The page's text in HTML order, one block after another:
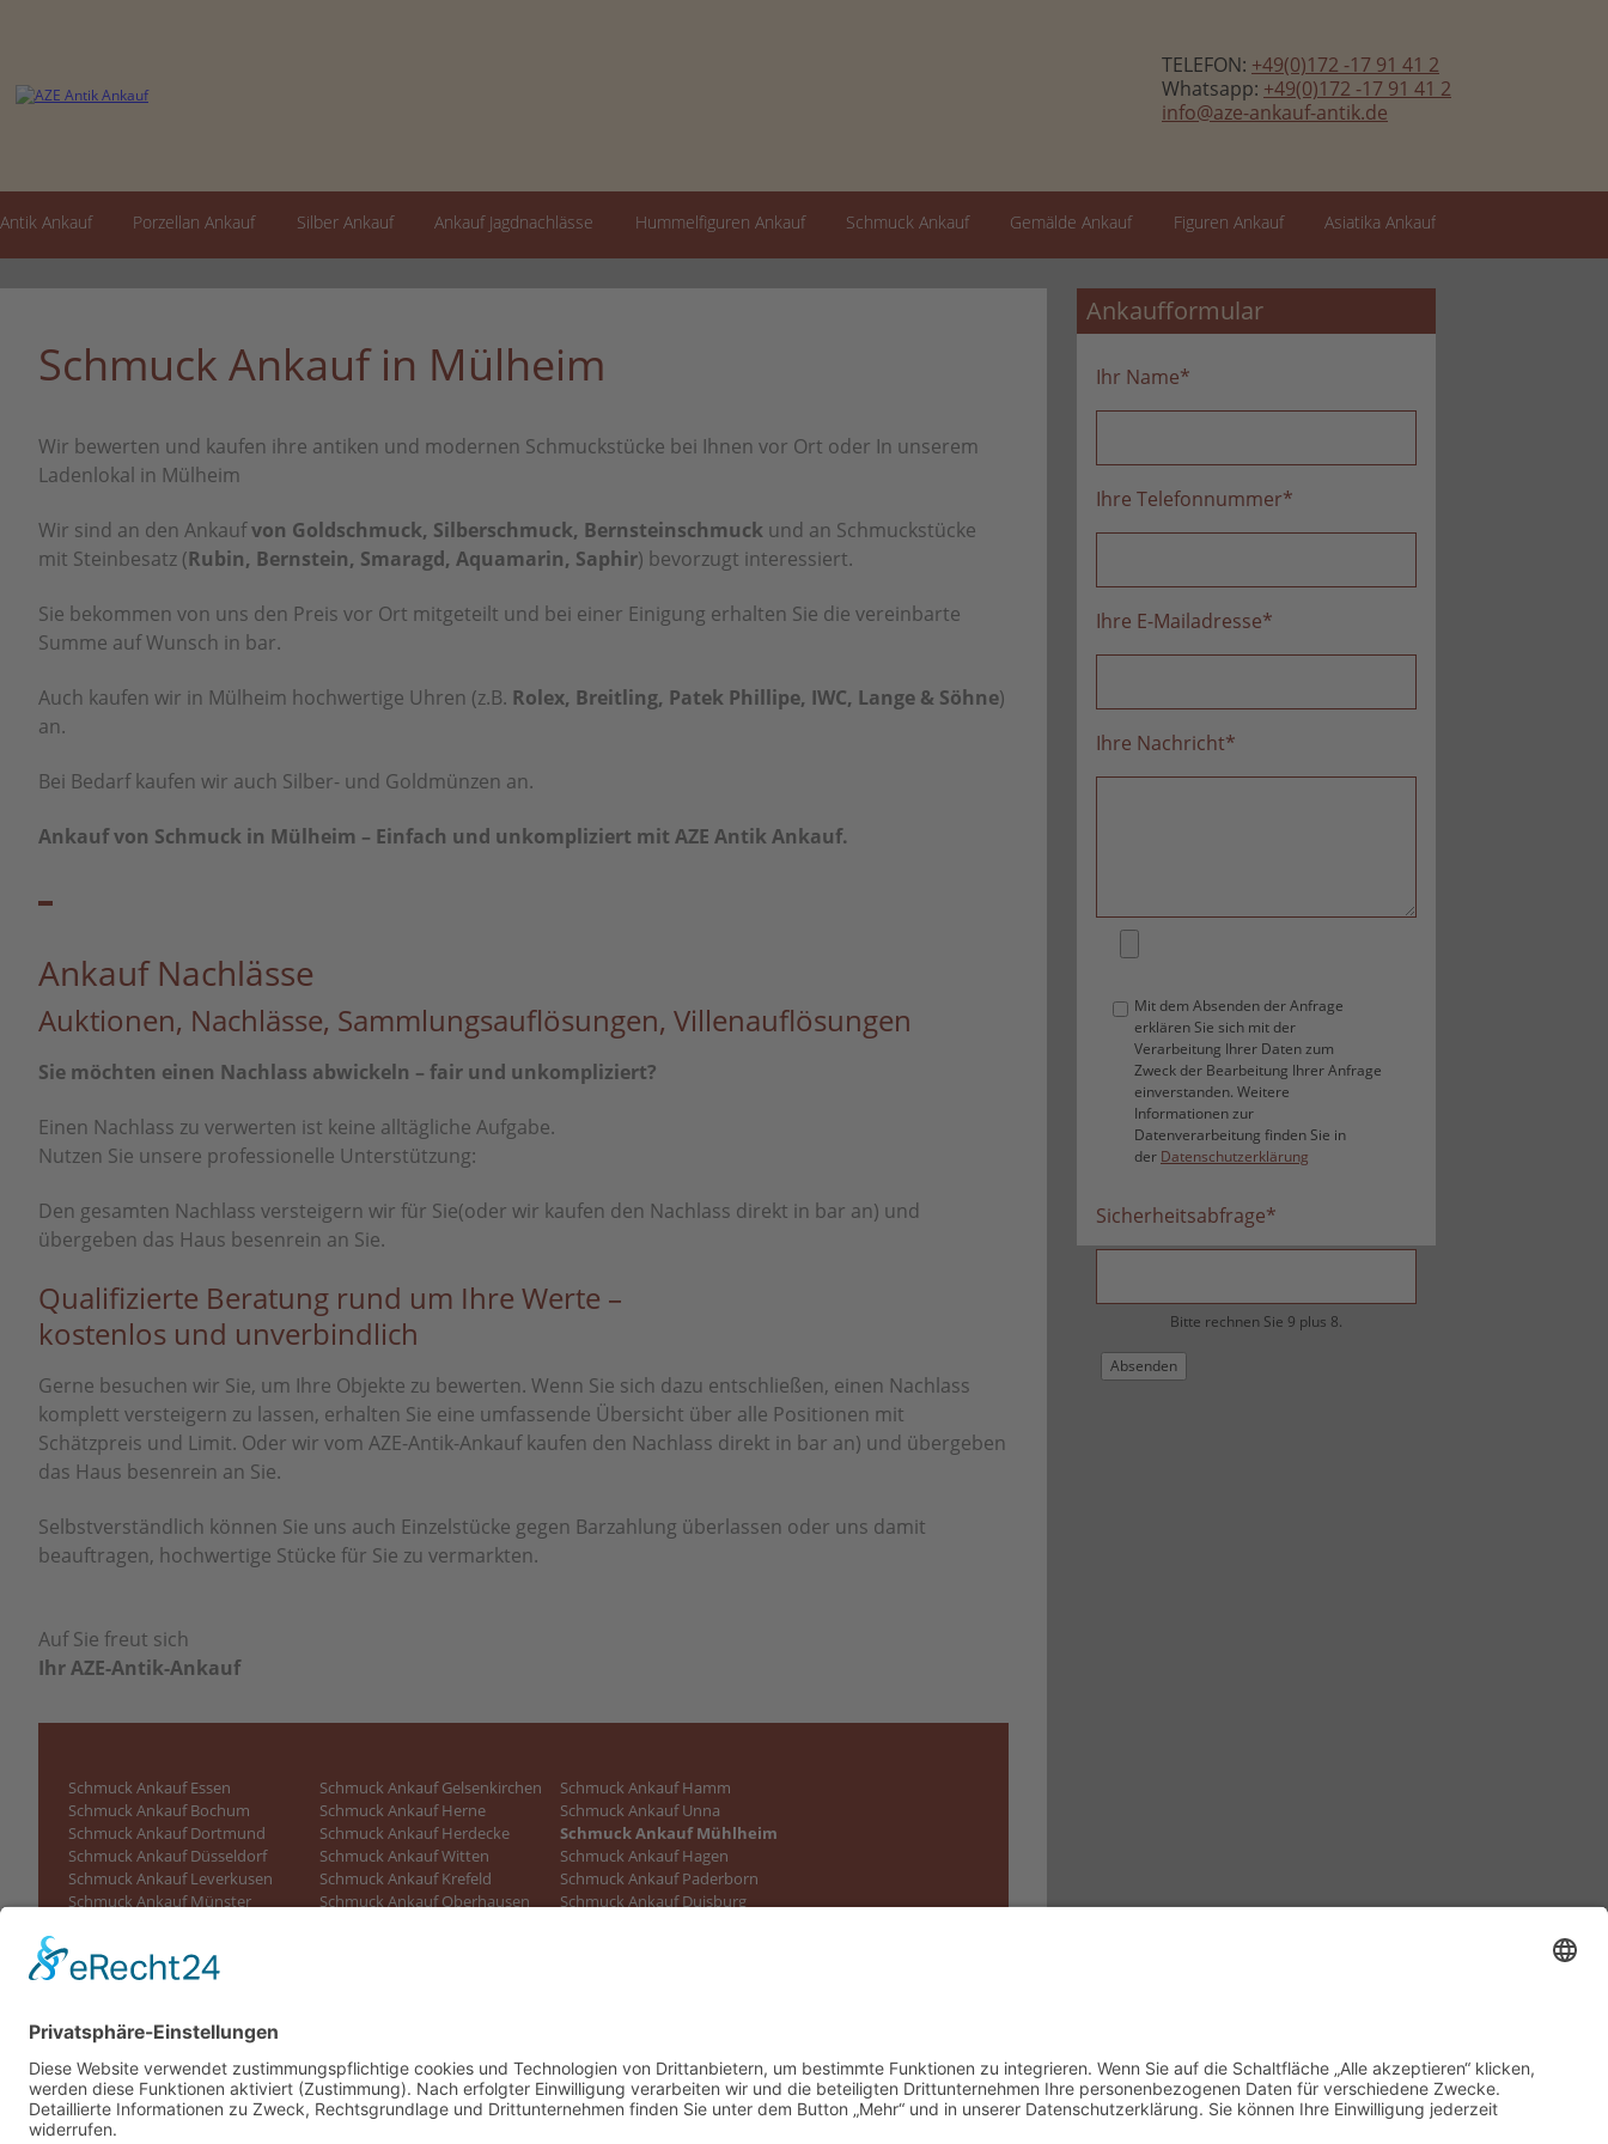
TELEFON: +49(0)172 -17 91 41 2
Whatsapp: +49(0)172 -17 91 41 2
info@aze-ankauf-antik.de
Antik Ankauf Porzellan Ankauf Silber Ankauf Ankauf Jagdnachlässe Hummelfiguren Ankauf Schmuck Ankauf Gemälde Ankauf Figuren Ankauf Asiatika Ankauf
Schmuck Ankauf in Mülheim
Wir bewerten und kaufen ihre antiken und modernen Schmuckstücke bei Ihnen vor Ort oder In unserem
Ladenlokal in Mülheim
Wir sind an den Ankaufvon Goldschmuck, Silberschmuck, Bernsteinschmuck und an Schmuckstücke
mit Steinbesatz (Rubin, Bernstein, Smaragd, Aquamarin, Saphir) bevorzugt interessiert.
Sie bekommen von uns den Preis vor Ort mitgeteilt und bei einer Einigung erhalten Sie die vereinbarte
Summe auf Wunsch in bar.
Auch kaufen wir in Mülheim hochwertige Uhren (z.B. Rolex, Breitling, Patek Phillipe, IWC, Lange & Söhne)
an.
Bei Bedarf kaufen wir auch Silber- und Goldmünzen an.
Ankauf von Schmuck in Mülheim – Einfach und unkompliziert mit AZE Antik Ankauf.
Ankauf Nachlässe
Auktionen, Nachlässe, Sammlungsauflösungen, Villenauflösungen
Sie möchten einen Nachlass abwickeln – fair und unkompliziert?
Einen Nachlass zu verwerten ist keine alltägliche Aufgabe.
Nutzen Sie unsere professionelle Unterstützung:
Den gesamten Nachlass versteigern wir für Sie(oder wir kaufen den Nachlass direkt in bar an) und
übergeben das Haus besenrein an Sie.
Qualifizierte Beratung rund um Ihre Werte –
kostenlos und unverbindlich
Gerne besuchen wir Sie, um Ihre Objekte zu bewerten. Wenn Sie sich dazu entschließen, einen Nachlass
komplett versteigern zu lassen, erhalten Sie eine umfassende Übersicht über alle Positionen mit
Schätzpreis und Limit. Oder wir vom AZE-Antik-Ankauf kaufen den Nachlass direkt in bar an) und übergeben
das Haus besenrein an Sie.
Selbstverständlich können Sie uns auch Einzelstücke gegen Barzahlung überlassen oder uns damit
beauftragen, hochwertige Stücke für Sie zu vermarkten.
Auf Sie freut sich
Ihr AZE-Antik-Ankauf
Schmuck Ankauf Essen
Schmuck Ankauf Bochum
Schmuck Ankauf Dortmund
Schmuck Ankauf Düsseldorf
Schmuck Ankauf Leverkusen
Schmuck Ankauf Münster
Schmuck Ankauf Recklinghausen
Schmuck Ankauf Gelsenkirchen
Schmuck Ankauf Herne
Schmuck Ankauf Herdecke
Schmuck Ankauf Witten
Schmuck Ankauf Krefeld
Schmuck Ankauf Oberhausen
Schmuck Ankauf Hamm
Schmuck Ankauf Unna
Schmuck Ankauf Mühlheim
Schmuck Ankauf Hagen
Schmuck Ankauf Paderborn
Schmuck Ankauf Duisburg
Ankaufformular
Ihr Name*
Ihre Telefonnummer*
Ihre E-Mailadresse*
Ihre Nachricht*
Mit dem Absenden der Anfrage
erklären Sie sich mit der
Verarbeitung Ihrer Daten zum
Zweck der Bearbeitung Ihrer Anfrage
einverstanden. Weitere
Informationen zur
Datenverarbeitung finden Sie in
der Datenschutzerklärung
Sicherheitsabfrage*
Bitte rechnen Sie 9 plus 8.
Absenden